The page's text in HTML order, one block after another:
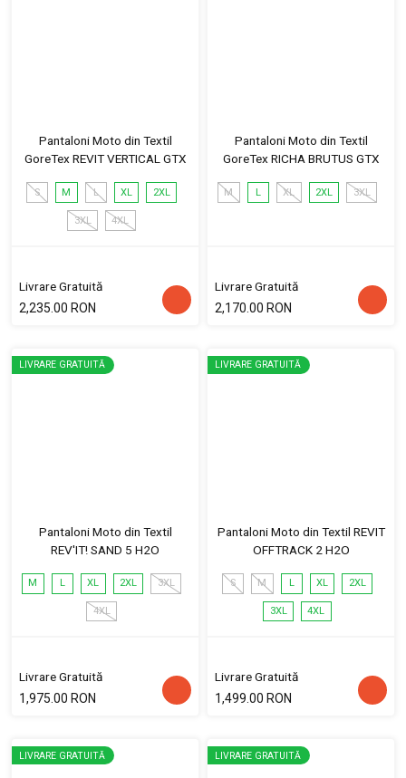
Pantaloni Moto din Textil
GoreTex REVIT VERTICAL GTX
S M L XL 2XL
3XL 4XL
Livrare Gratuită
2,235.00 RON
Pantaloni Moto din Textil
GoreTex RICHA BRUTUS GTX
M L XL 2XL 3XL
Livrare Gratuită
2,170.00 RON
LIVRARE GRATUITĂ
Pantaloni Moto din Textil
REV'IT! SAND 5 H2O
M L XL 2XL 3XL
4XL
Livrare Gratuită
1,975.00 RON
LIVRARE GRATUITĂ
Pantaloni Moto din Textil REVIT
OFFTRACK 2 H2O
S M L XL 2XL
3XL 4XL
Livrare Gratuită
1,499.00 RON
LIVRARE GRATUITĂ LIVRARE GRATUITĂ